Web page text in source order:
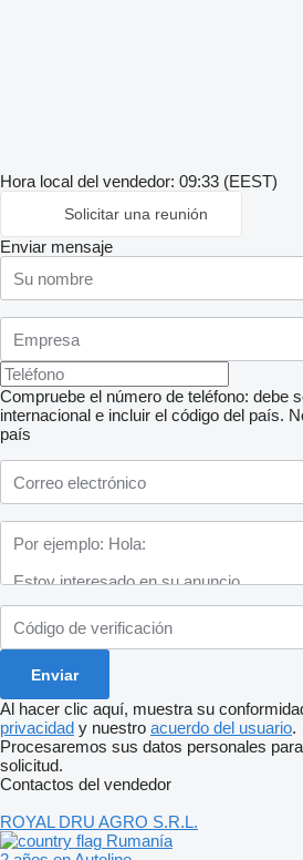
Hora local del vendedor: 09:33 (EEST)
Solicitar una reunión
Enviar mensaje
Compruebe el número de teléfono: debe
internacional e incluir el código del país.
país
Al hacer clic aquí, muestra su
privacidad y nuestro acuerdo del usuario.
Procesaremos sus datos personales
solicitud.
Contactos del vendedor
ROYAL DRU AGRO S.R.L.
Rumanía